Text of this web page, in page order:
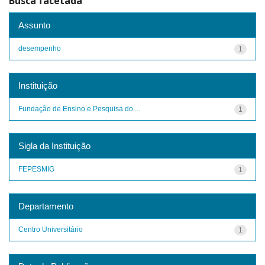
Assunto
1
desempenho
Instituição
1
Fundação de Ensino e Pesquisa do ...
Sigla da Instituição
1
FEPESMIG
Departamento
1
Centro Universitário